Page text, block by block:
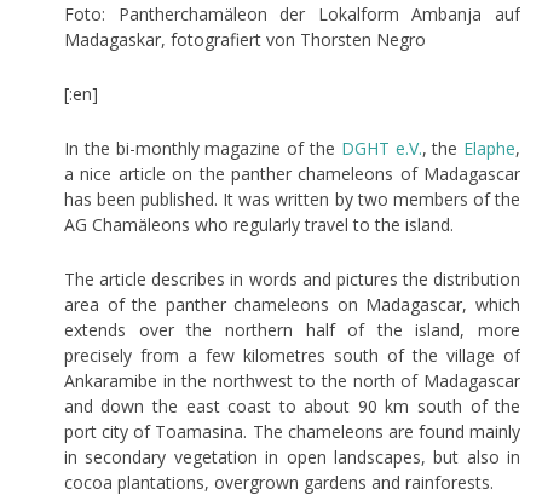
Foto: Pantherchamäleon der Lokalform Ambanja auf
Madagaskar, fotografiert von Thorsten Negro
[:en]
In the bi-monthly magazine of the DGHT e.V., the Elaphe,
a nice article on the panther chameleons of Madagascar
has been published. It was written by two members of the
AG Chamäleons who regularly travel to the island.
The article describes in words and pictures the distribution
area of the panther chameleons on Madagascar, which
extends over the northern half of the island, more
precisely from a few kilometres south of the village of
Ankaramibe in the northwest to the north of Madagascar
and down the east coast to about 90 km south of the
port city of Toamasina. The chameleons are found mainly
in secondary vegetation in open landscapes, but also in
cocoa plantations, overgrown gardens and rainforests.